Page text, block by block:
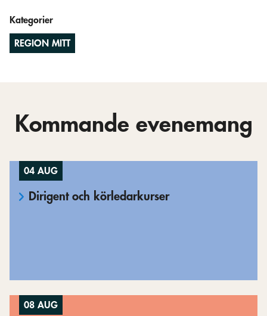
Kategorier
REGION MITT
Kommande evenemang
04 AUG
Dirigent och körledarkurser
08 AUG